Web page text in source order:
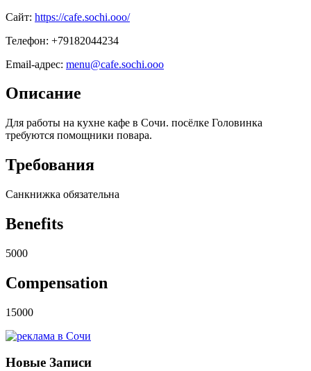
Сайт: https://cafe.sochi.ooo/
Телефон: +79182044234
Email-адрес: menu@cafe.sochi.ooo
Описание
Для работы на кухне кафе в Сочи. посёлке Головинка
требуются помощники повара.
Требования
Санкнижка обязательна
Benefits
5000
Compensation
15000
Новые Записи